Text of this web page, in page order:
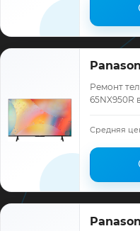
Ремонт
65NX950R
Panasonic,
гарантия
Средняя